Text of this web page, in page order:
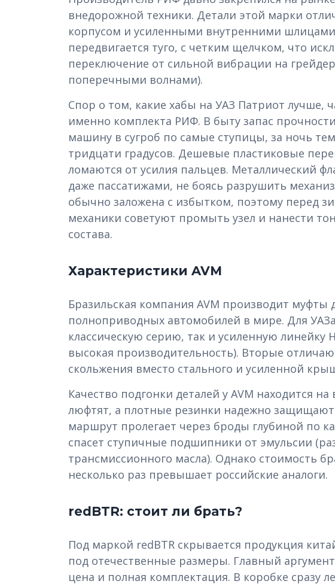
внедорожной техники. Детали этой марки
корпусом и усиленными внутренними
передвигается туго, с четким щелчком, что
переключение от сильной вибрации на
поперечными волнами).
Спор о том, какие хабы на УАЗ Патриот лучше,
именно комплекта РИФ. В быту запас
машину в сугроб по самые ступицы, за ночь
тридцати градусов. Дешевые пластиковые
ломаются от усилия пальцев. Металлический
даже пассатижами, не боясь разрушить
обычно заложена с избытком, поэтому перед
механики советуют промыть узел и нанести
состава.
Характеристики AVM
Бразильская компания AVM производит
полноприводных автомобилей в мире. Для
классическую серию, так и усиленную линейку
высокая производительность). Вторые
скольжения вместо стального и усиленной
Качество подгонки деталей у AVM находится
люфтят, а плотные резинки надежно
маршрут пролегает через броды глубиной по
спасет ступичные подшипники от эмульсии
трансмиссионного масла). Однако стоимость
несколько раз превышает российские аналоги.
redBTR: стоит ли брать?
Под маркой redBTR скрывается продукция
под отечественные размеры. Главный
цена и полная комплектация. В коробке сразу